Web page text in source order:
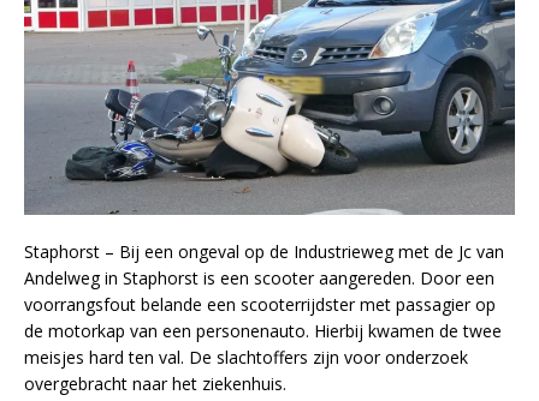
Staphorst – Bij een ongeval op de Industrieweg met de Jc van
Andelweg in Staphorst is een scooter aangereden. Door een
voorrangsfout belande een scooterrijdster met passagier op
de motorkap van een personenauto. Hierbij kwamen de twee
meisjes hard ten val. De slachtoffers zijn voor onderzoek
overgebracht naar het ziekenhuis.